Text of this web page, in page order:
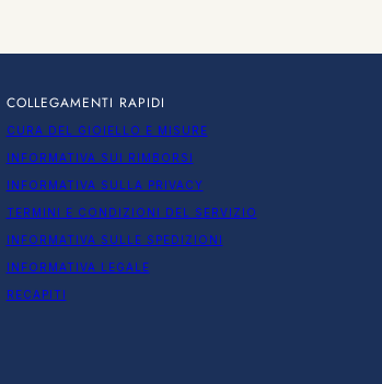
COLLEGAMENTI RAPIDI
CURA DEL GIOIELLO E MISURE
INFORMATIVA SUI RIMBORSI
INFORMATIVA SULLA PRIVACY
TERMINI E CONDIZIONI DEL SERVIZIO
INFORMATIVA SULLE SPEDIZIONI
INFORMATIVA LEGALE
RECAPITI